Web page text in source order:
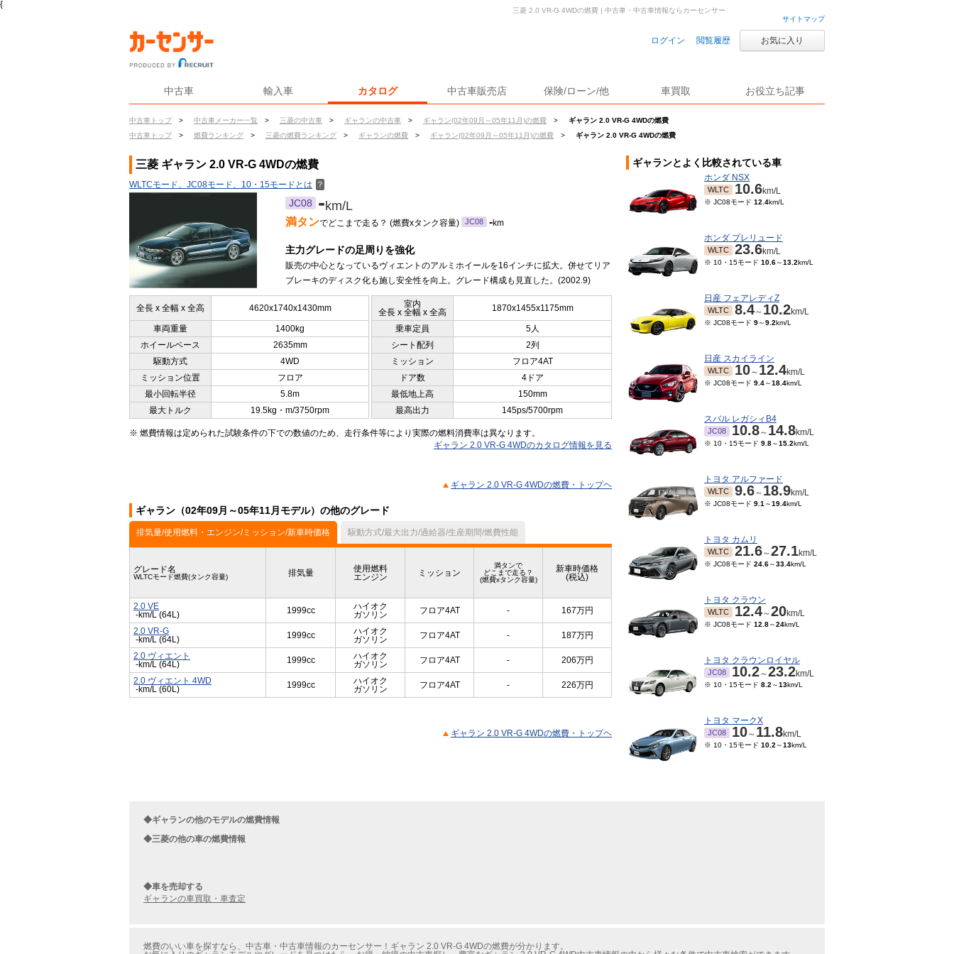
{
サイトマップ
ログイン 閲覧履歴 お気に入り
中古車 輸入車 カタログ 中古車販売店 保険/ローン/他 車買取 お役立ち記事
中古車トップ > 中古車メーカー一覧 > 三菱の中古車 > ギャランの中古車 > ギャラン(02年09月～05年11月)の燃費 >
ギャラン 2.0 VR-G 4WDの燃費
中古車トップ
> 燃費ランキング > 三菱の燃費ランキング > ギャランの燃費 > ギャラン(02年09月～05年11月)の燃費 > ギャラン 2.0 VR-G 4WDの燃費
三菱 2.0 VR-G 4WDの燃費 | 中古車・中古車情報ならカーセンサー
三菱 ギャラン 2.0 VR-G 4WDの燃費
WLTCモード、JC08モード、10・15モードとは ？
JC08 -km/L
満タンでどこまで走る？ (燃費xタンク容量) JC08 -km
主力グレードの足周りを強化
販売の中心となっているヴィエントのアルミホイールを16インチに拡大。併せてリア
ブレーキのディスク化も施し安全性を向上。グレード構成も見直した。(2002.9)
全長 x 全幅 x 全高 4620x1740x1430mm
室内
全長 x 全幅 x 全高
1870x1455x1175mm
車両重量 1400kg 乗車定員
5人
ホイールベース
2635mm シート配列
2列
駆動方式
4WD ミッション
フロア4AT
ミッション位置
フロア ドア数
4ドア
最小回転半径
5.8m 最低地上高
150mm
最大トルク
19.5kg・m/3750rpm 最高出力 145ps/5700rpm
※ 燃費情報は定められた試験条件の下での数値のため、走行条件等により実際の燃料消費率は異なります。
ギャラン 2.0 VR-G 4WDのカタログ情報を見る
ギャラン 2.0 VR-G 4WDの燃費・トップヘ
ギャラン（02年09月～05年11月モデル）の他のグレード
排気量/使用燃料・エンジン/ミッション/新車時価格 駆動方式/最大出力/過給器/生産期間/燃費性能
グレード名
WLTCモード燃費(タンク容量) 排気量
使用燃料
エンジン
ミッション
満タンで
どこまで走る？
(燃費xタンク容量)
新車時価格
(税込)
2.0 VE
-km/L (64L)
1999cc
ハイオク
ガソリン
フロア4AT - 167万円
2.0 VR-G
-km/L (64L)
1999cc
ハイオク
ガソリン
フロア4AT - 187万円
2.0 ヴィエント
-km/L (64L)
1999cc
ハイオク
ガソリン
フロア4AT - 206万円
2.0 ヴィエント 4WD
-km/L (60L)
1999cc
ハイオク
ガソリン
フロア4AT - 226万円
ギャラン 2.0 VR-G 4WDの燃費・トップヘ
ギャランとよく比較されている車
ホンダ NSX
WLTC 10.6km/L
※ JC08モード 12.4km/L
ホンダ プレリュード
WLTC 23.6km/L
※ 10・15モード 10.6～13.2km/L
日産 フェアレディZ
WLTC 8.4～ 10.2km/L
※ JC08モード 9～9.2km/L
日産 スカイライン
WLTC 10～ 12.4km/L
※ JC08モード 9.4～18.4km/L
スバル レガシィB4
JC08 10.8～ 14.8km/L
※ 10・15モード 9.8～15.2km/L
トヨタ アルファード
WLTC 9.6～ 18.9km/L
※ JC08モード 9.1 ～19.4km/L
トヨタ カムリ
WLTC 21.6～27.1km/L
※ JC08モード 24.6～33.4km/L
トヨタ クラウン
WLTC 12.4～20km/L
※ JC08モード 12.8～24km/L
トヨタ クラウンロイヤル
JC08 10.2～23.2km/L
※ 10・15モード 8.2 ～13km/L
トヨタ マークX
JC08 10～ 11.8km/L
※ 10・15モード 10.2 ～13km/L
◆ギャランの他のモデルの燃費情報
◆三菱の他の車の燃費情報
◆車を売却する
ギャランの車買取・車査定
燃費のいい車を探すなら、中古車・中古車情報のカーセンサー！ギャラン 2.0 VR-G 4WDの燃費が分かります。